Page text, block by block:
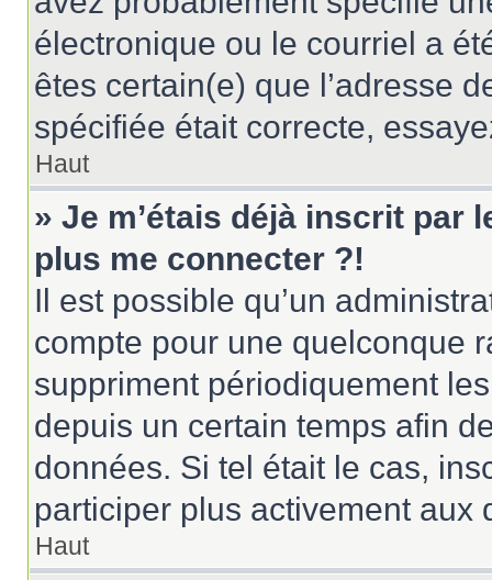
électronique ou le courriel a
êtes certain(e) que l’adresse
spécifiée était correcte,
Haut
» Je m’étais déjà inscrit par
plus me connecter ?!
Il est possible qu’un
compte pour une quelconque
suppriment périodiquement
depuis un certain temps afin
données. Si tel était le cas,
participer plus activement aux
Haut